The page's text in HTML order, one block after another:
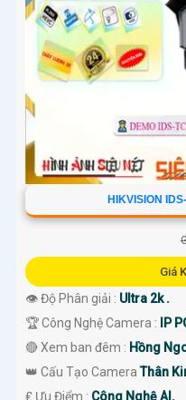
HIKVISION
Giá
👁 Độ Phân giải : Ultra 2k .
🏆 Công Nghệ Camera :
IP
🔴 Xem ban đêm : Hồng
👑 Cấu Tạo CameraThân
️₤ Ưu Điểm : Công Nghệ AI.